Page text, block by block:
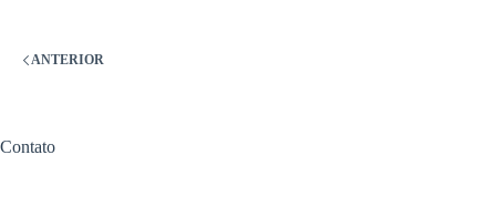
ANTERIOR
Contato